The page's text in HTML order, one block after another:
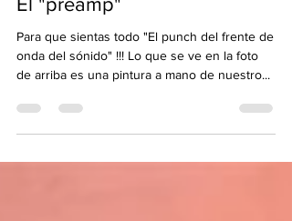
28 jul 2022
2 min de lectura
El "preamp"
Para que sientas todo "El punch del frente de